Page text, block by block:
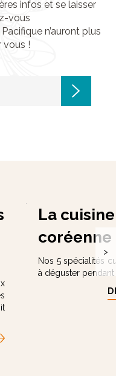
infos et se laisser
vous
n’auront plus
vous !
La cuisine
coréenne
Nos 5 spécialités
à déguster
>